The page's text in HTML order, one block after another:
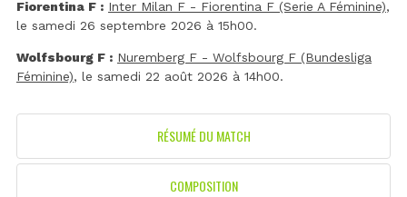
Fiorentina F : Inter Milan F - Fiorentina F (Serie A Féminine),
le samedi 26 septembre 2026 à 15h00.
Wolfsbourg F : Nuremberg F - Wolfsbourg F (Bundesliga
Féminine), le samedi 22 août 2026 à 14h00.
RÉSUMÉ DU MATCH
COMPOSITION